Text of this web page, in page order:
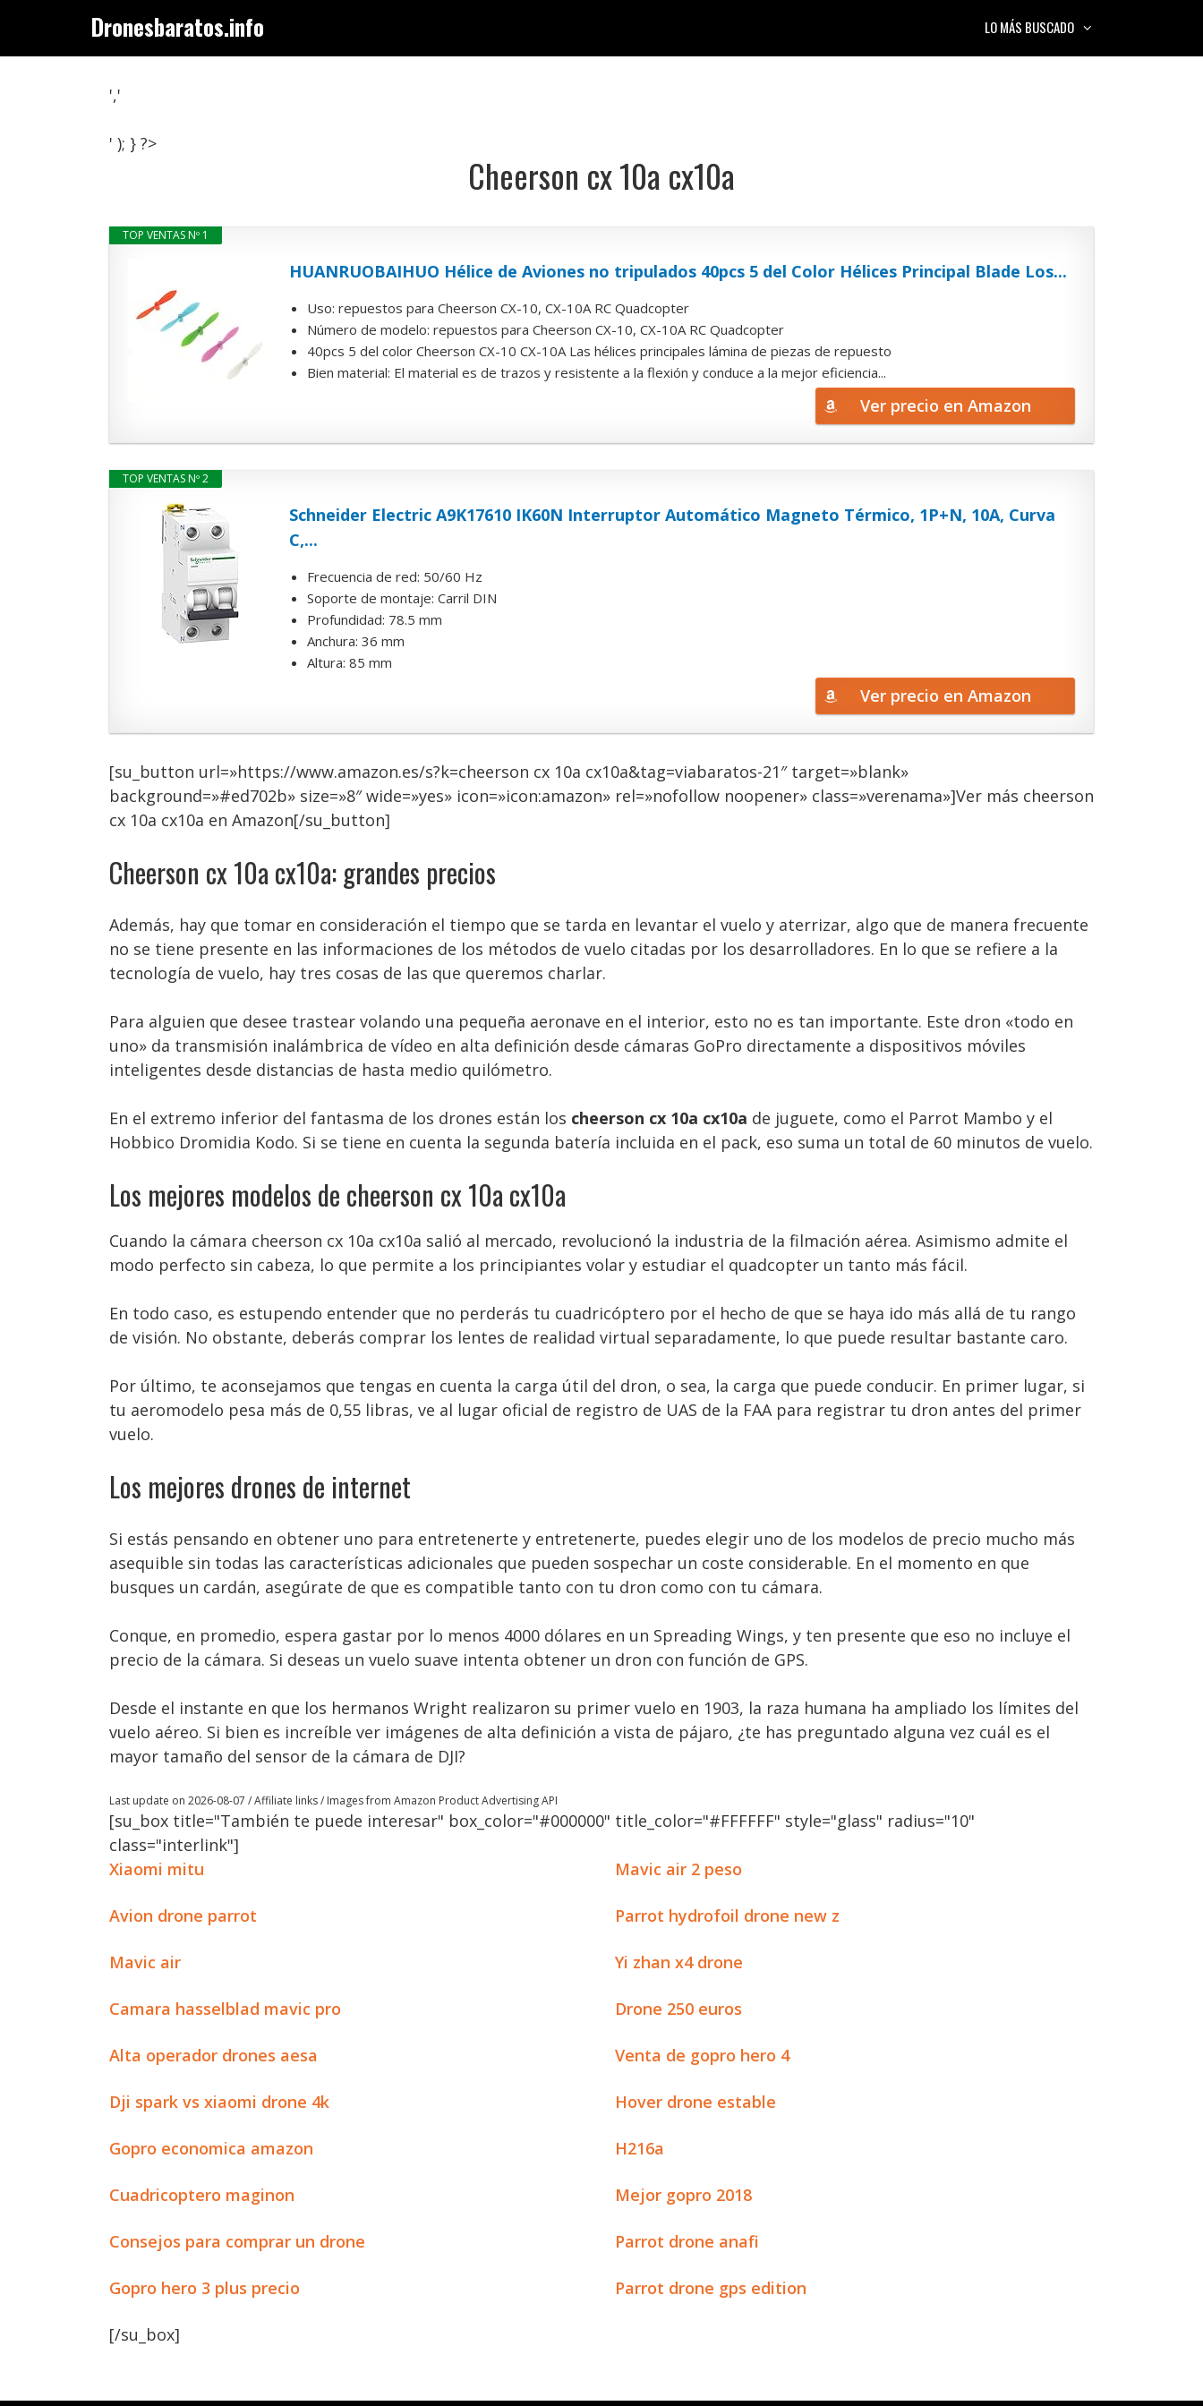
contenido
Dronesbaratos.info LO MÁS BUSCADO
','
' ); } ?>
Cheerson cx 10a cx10a
TOP VENTAS Nº 1
HUANRUOBAIHUO Hélice de Aviones no tripulados 40pcs 5 del Color Hélices Principal Blade Los...
Uso: repuestos para Cheerson CX-10, CX-10A RC Quadcopter
Número de modelo: repuestos para Cheerson CX-10, CX-10A RC Quadcopter
40pcs 5 del color Cheerson CX-10 CX-10A Las hélices principales lámina de piezas de repuesto
Bien material: El material es de trazos y resistente a la flexión y conduce a la mejor eficiencia...
Ver precio en Amazon
TOP VENTAS Nº 2
Schneider Electric A9K17610 IK60N Interruptor Automático Magneto Térmico, 1P+N, 10A, Curva
C,...
Frecuencia de red: 50/60 Hz
Soporte de montaje: Carril DIN
Profundidad: 78.5 mm
Anchura: 36 mm
Altura: 85 mm
Ver precio en Amazon
[su_button url=»https://www.amazon.es/s?k=cheerson cx 10a cx10a&tag=viabaratos-21″ target=»blank»
background=»#ed702b» size=»8″ wide=»yes» icon=»icon:amazon» rel=»nofollow noopener» class=»verenama»]Ver más cheerson
cx 10a cx10a en Amazon[/su_button]
Cheerson cx 10a cx10a: grandes precios
Además, hay que tomar en consideración el tiempo que se tarda en levantar el vuelo y aterrizar, algo que de manera frecuente
no se tiene presente en las informaciones de los métodos de vuelo citadas por los desarrolladores. En lo que se refiere a la
tecnología de vuelo, hay tres cosas de las que queremos charlar.
Para alguien que desee trastear volando una pequeña aeronave en el interior, esto no es tan importante. Este dron «todo en
uno» da transmisión inalámbrica de vídeo en alta definición desde cámaras GoPro directamente a dispositivos móviles
inteligentes desde distancias de hasta medio quilómetro.
En el extremo inferior del fantasma de los drones están los cheerson cx 10a cx10a de juguete, como el Parrot Mambo y el
Hobbico Dromidia Kodo. Si se tiene en cuenta la segunda batería incluida en el pack, eso suma un total de 60 minutos de vuelo.
Los mejores modelos de cheerson cx 10a cx10a
Cuando la cámara cheerson cx 10a cx10a salió al mercado, revolucionó la industria de la filmación aérea. Asimismo admite el
modo perfecto sin cabeza, lo que permite a los principiantes volar y estudiar el quadcopter un tanto más fácil.
En todo caso, es estupendo entender que no perderás tu cuadricóptero por el hecho de que se haya ido más allá de tu rango
de visión. No obstante, deberás comprar los lentes de realidad virtual separadamente, lo que puede resultar bastante caro.
Por último, te aconsejamos que tengas en cuenta la carga útil del dron, o sea, la carga que puede conducir. En primer lugar, si
tu aeromodelo pesa más de 0,55 libras, ve al lugar oficial de registro de UAS de la FAA para registrar tu dron antes del primer
vuelo.
Los mejores drones de internet
Si estás pensando en obtener uno para entretenerte y entretenerte, puedes elegir uno de los modelos de precio mucho más
asequible sin todas las características adicionales que pueden sospechar un coste considerable. En el momento en que
busques un cardán, asegúrate de que es compatible tanto con tu dron como con tu cámara.
Conque, en promedio, espera gastar por lo menos 4000 dólares en un Spreading Wings, y ten presente que eso no incluye el
precio de la cámara. Si deseas un vuelo suave intenta obtener un dron con función de GPS.
Desde el instante en que los hermanos Wright realizaron su primer vuelo en 1903, la raza humana ha ampliado los límites del
vuelo aéreo. Si bien es increíble ver imágenes de alta definición a vista de pájaro, ¿te has preguntado alguna vez cuál es el
mayor tamaño del sensor de la cámara de DJI?
Last update on 2026-08-07 / Affiliate links / Images from Amazon Product Advertising API
[su_box title="También te puede interesar" box_color="#000000" title_color="#FFFFFF" style="glass" radius="10"
class="interlink"]
Xiaomi mitu
Mavic air 2 peso
Avion drone parrot Parrot hydrofoil drone new z
Mavic air Yi zhan x4 drone
Camara hasselblad mavic pro Drone 250 euros
Alta operador drones aesa Venta de gopro hero 4
Dji spark vs xiaomi drone 4k Hover drone estable
Gopro economica amazon H216a
Cuadricoptero maginon Mejor gopro 2018
Consejos para comprar un drone Parrot drone anafi
Gopro hero 3 plus precio Parrot drone gps edition
[/su_box]